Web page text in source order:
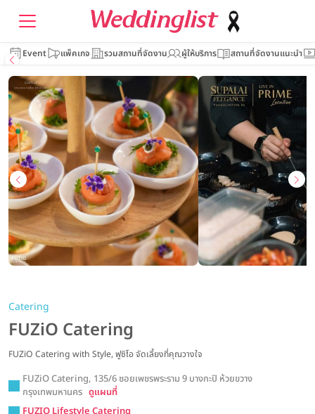
Event แพ็คเกจ รวมสถานที่จัดงาน ผู้ให้บริการ สถานที่จัดงานแนะนำ
Catering
FUZiO Catering
FUZiO Catering with Style, ฟูซิโอ จัดเลี้ยงที่คุณวางใจ
FUZiO Catering, 135/6 ซอยเพชรพระราม 9 บางกะปิ ห้วยขวาง
กรุงเทพมหานคร ดูแผนที่